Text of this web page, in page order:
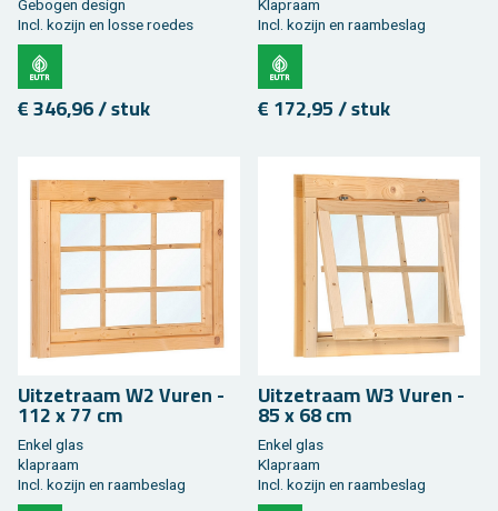
Ge­bo­gen de­sign
Incl. ko­zijn en losse roe­des
€ 346,96 / stuk
Klap­raam
Incl. ko­zijn en raam­be­slag
€ 172,95 / stuk
Uit­zet­raam W2 Vuren -
112 x 77 cm
Enkel glas
klap­raam
Incl. ko­zijn en raam­be­slag
Uit­zet­raam W3 Vuren -
85 x 68 cm
Enkel glas
Klap­raam
Incl. ko­zijn en raam­be­slag